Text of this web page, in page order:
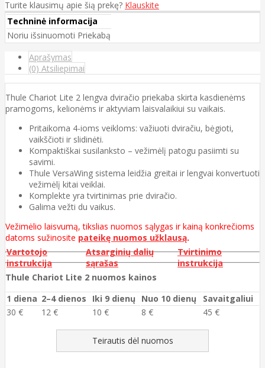
Turite klausimų apie šią prekę? Klauskite
Techninė informacija
Noriu išsinuomoti Priekabą
Aprašymas
(0) Atsiliepimai
Thule Chariot Lite 2 lengva dviračio priekaba skirta kasdienėms
pramogoms, kelionėms ir aktyviam laisvalaikiui su vaikais.
Pritaikoma 4-ioms veikloms: važiuoti dviračiu, bėgioti,
vaikščioti ir slidinėti.
Kompaktiškai susilanksto – vežimėlį patogu pasiimti su
savimi.
Thule VersaWing sistema leidžia greitai ir lengvai konvertuoti
vežimėlį kitai veiklai.
Komplekte yra tvirtinimas prie dviračio.
Galima vežti du vaikus.
Vežimėlio laisvumą, tikslias nuomos sąlygas ir kainą konkrečioms
datoms sužinosite pateikę nuomos užklausą.
Vartotojo
instrukcija
Atsarginių dalių
sąrašas
Tvirtinimo
instrukcija
Thule Chariot Lite 2 nuomos kainos
1 diena 2–4 dienos Iki 9 dienų Nuo 10 dienų
Savaitgaliui
30 €
12 € 10 € 8 € 45 €
Teirautis dėl nuomos